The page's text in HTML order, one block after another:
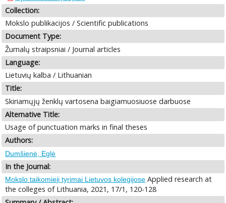
Collection:
Mokslo publikacijos / Scientific publications
Document Type:
Žurnalų straipsniai / Journal articles
Language:
Lietuvių kalba / Lithuanian
Title:
Skiriamųjų ženklų vartosena baigiamuosiuose darbuose
Alternative Title:
Usage of punctuation marks in final theses
Authors:
Dumšienė, Eglė
In the Journal:
Mokslo taikomieji tyrimai Lietuvos kolegijose Applied research at
the colleges of Lithuania, 2021, 17/1, 120-128